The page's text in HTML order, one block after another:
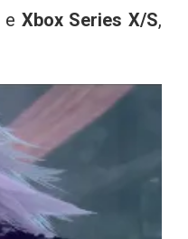
e Xbox Series X/S,